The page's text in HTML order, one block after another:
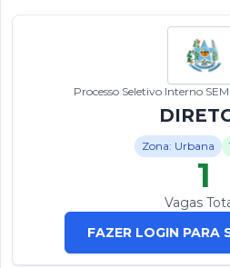
Processo Seletivo Interno
Zona: Urbana
1
Vagas
FAZER LOGIN PARA